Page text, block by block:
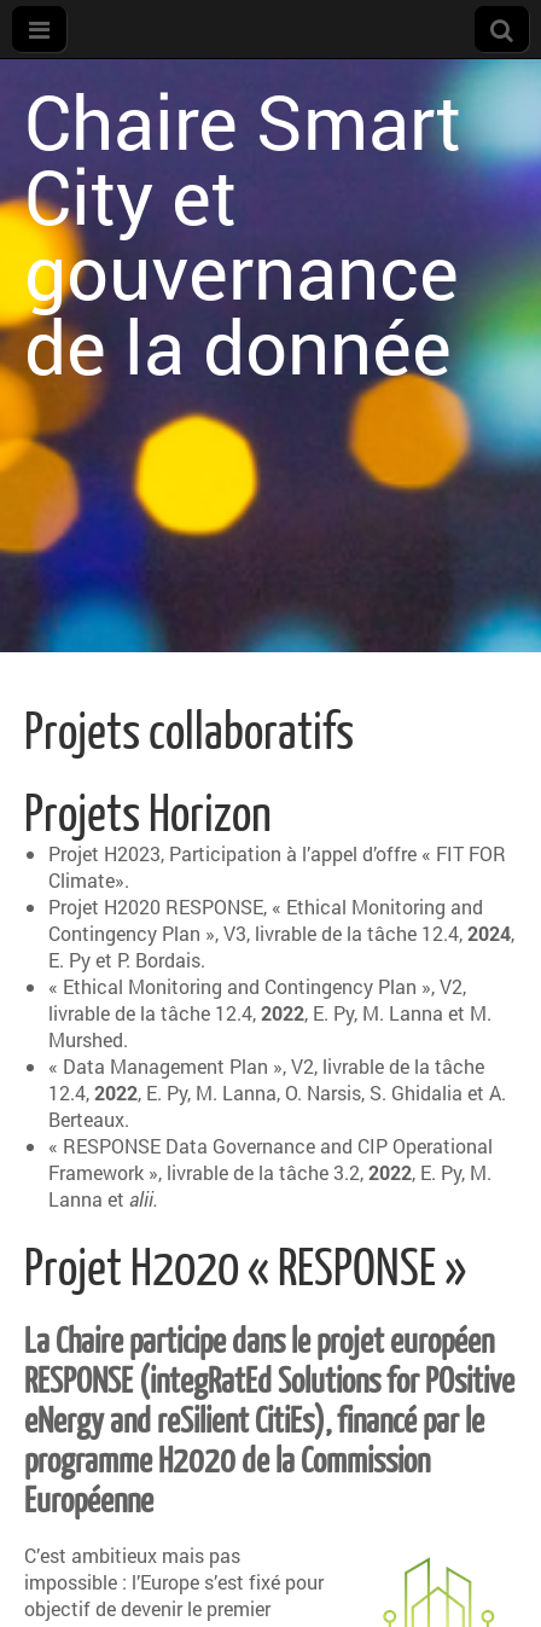
Chaire Smart
City et
gouvernance
de la donnée
Projets collaboratifs
Projets Horizon
Projet H2023, Participation à l’appel d’offre « FIT FOR
Climate».
Projet H2020 RESPONSE, « Ethical Monitoring and
Contingency Plan », V3, livrable de la tâche 12.4,2024,
E. Py et P. Bordais.
« Ethical Monitoring and Contingency Plan », V2,
livrable de la tâche 12.4,2022, E. Py, M. Lanna et M.
Murshed.
« Data Management Plan », V2, livrable de la tâche
12.4,2022, E. Py, M. Lanna, O. Narsis, S. Ghidalia et A.
Berteaux.
« RESPONSE Data Governance and CIP Operational
Framework », livrable de la tâche 3.2,2022, E. Py, M.
Lanna et alii.
Projet H2020 « RESPONSE »
La Chaire participe dans le projet européen
RESPONSE (integRatEd Solutions for POsitive
eNergy and reSilient CitiEs), financé par le
programme H2020 de la Commission
Européenne
C’est ambitieux mais pas
impossible : l’Europe s’est fixé pour
objectif de devenir le premier